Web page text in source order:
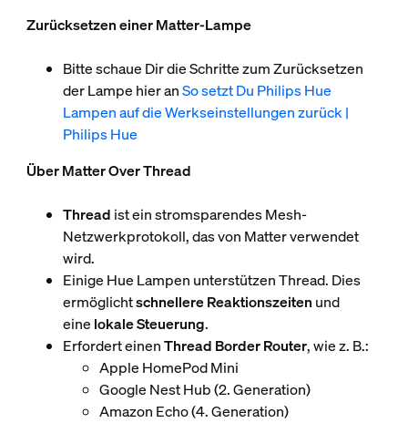
Zurücksetzen einer Matter-Lampe
Bitte schaue Dir die Schritte zum Zurücksetzen
der Lampe hier anSo setzt Du Philips Hue
Lampen auf die Werkseinstellungen zurück |
Philips Hue
Über Matter Over Thread
Thread ist ein stromsparendes Mesh-
Netzwerkprotokoll, das von Matter verwendet
wird.
Einige Hue Lampen unterstützen Thread. Dies
ermöglichtschnellere Reaktionszeiten und
eine lokale Steuerung.
Erfordert einenThread Border Router, wie z. B.:
Apple HomePod Mini
Google Nest Hub (2. Generation)
Amazon Echo (4. Generation)